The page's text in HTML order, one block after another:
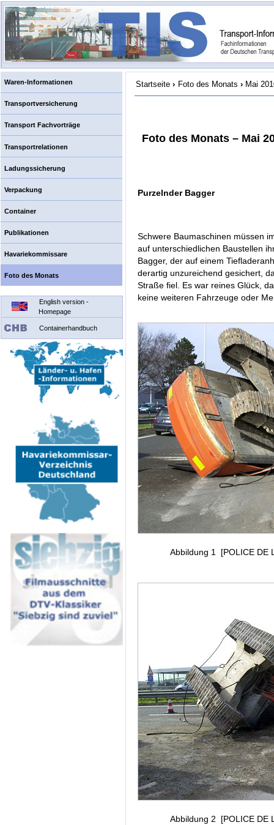
Waren-Informationen
Transportversicherung
Transport Fachvorträge
Transportrelationen
Ladungssicherung
Verpackung
Container
Publikationen
Havariekommissare
Foto des Monats
English version -
Homepage
Containerhandbuch
Startseite › Foto des Monats › Mai
Foto des Monats – Mai
Purzelnder Bagger
Schwere Baumaschinen müssen
auf unterschiedlichen Baustellen
Bagger, der auf einem
derartig unzureichend gesichert,
Straße fiel. Es war reines Glück,
keine weiteren Fahrzeuge oder
Abbildung 1 [POLICE DE
Abbildung 2 [POLICE DE